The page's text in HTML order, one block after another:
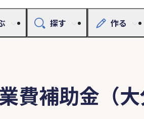
探す 作る
費補助金（大